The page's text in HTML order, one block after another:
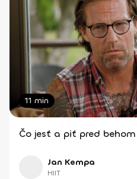
11 min
Čo jesť a piť pred
Jan Kempa
HIIT